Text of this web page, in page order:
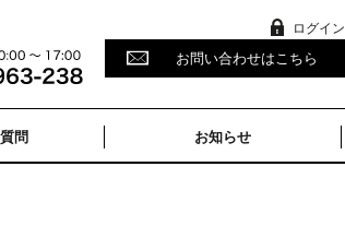
ログイン
お問い合わせはこちら
問 お知らせ